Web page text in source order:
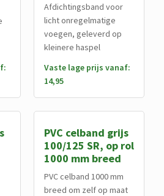
Afdichtingsband voor
licht onregelmatige
voegen, geleverd op
kleinere haspel
Vaste lage prijs vanaf:
14,95
PVC celband grijs
100/125 SR, op rol
1000 mm breed
PVC celband 1000 mm
breed om zelf op maat